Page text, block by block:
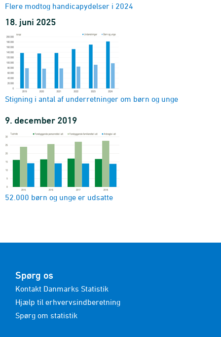
Flere modtog handicapydelser i 2024
18. juni 2025
Stigning i antal af underretninger om børn og unge
9. december 2019
52.000 børn og unge er udsatte
Spørg os
Kontakt Danmarks Statistik
Hjælp til erhvervsindberetning
Spørg om statistik